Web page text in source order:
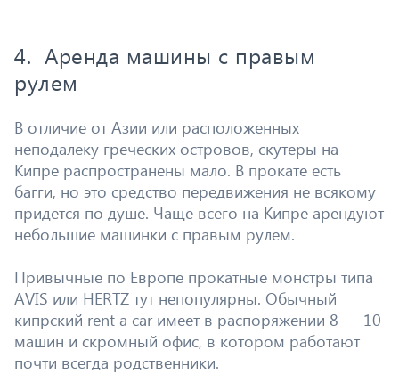
4. Аренда машины с правым
рулем
В отличие от Азии или расположенных
неподалеку греческих островов, скутеры на
Кипре распространены мало. В прокате есть
багги, но это средство передвижения не всякому
придется по душе. Чаще всего на Кипре арендуют
небольшие машинки с правым рулем.
Привычные по Европе прокатные монстры типа
AVIS или HERTZ тут непопулярны. Обычный
кипрский rent a car имеет в распоряжении 8 — 10
машин и скромный офис, в котором работают
почти всегда родственники.